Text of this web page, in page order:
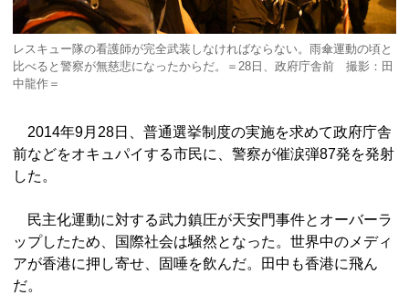
レスキュー隊の看護師が完全武装しなければならない。雨傘運動の頃と
比べると警察が無慈悲になったからだ。＝28日、政府庁舎前 撮影：田
中龍作＝
2014年9月28日、普通選挙制度の実施を求めて政府庁舎
前などをオキュパイする市民に、警察が催涙弾87発を発射
した。
民主化運動に対する武力鎮圧が天安門事件とオーバーラ
ップしたため、国際社会は騒然となった。世界中のメディ
アが香港に押し寄せ、固唾を飲んだ。田中も香港に飛ん
だ。